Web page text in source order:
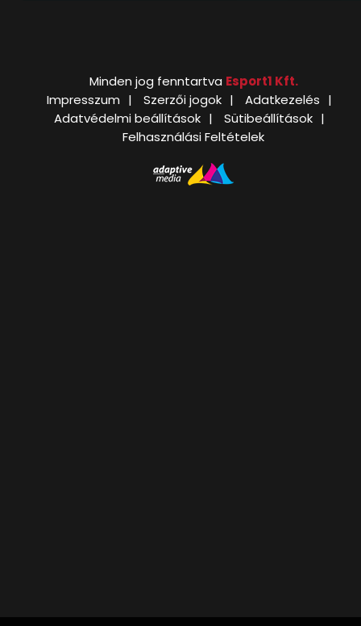
Minden jog fenntartva Esport1 Kft.
Impresszum
Szerzői jogok
Adatkezelés
Adatvédelmi beállítások
Sütibeállítások
Felhasználási Feltételek